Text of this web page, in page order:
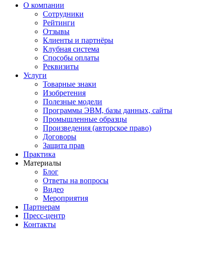
О компании
Сотрудники
Рейтинги
Отзывы
Клиенты и партнёры
Клубная система
Способы оплаты
Реквизиты
Услуги
Товарные знаки
Изобретения
Полезные модели
Программы ЭВМ, базы данных, сайты
Промышленные образцы
Произведения (авторское право)
Договоры
Защита прав
Практика
Материалы
Блог
Ответы на вопросы
Видео
Мероприятия
Партнерам
Пресс-центр
Контакты